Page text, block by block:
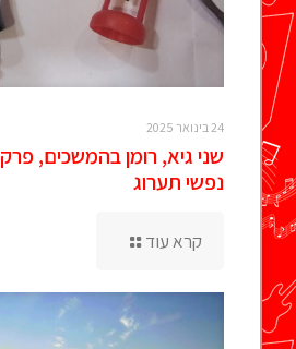
24 בינואר 2025
נפשי תערוג
קרא עוד